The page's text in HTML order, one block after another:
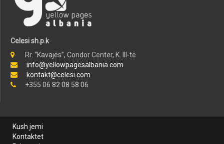
Celesi sh.p.k
Rr. “Kavajës”, Condor Center, K. III-të
info@yellowpagesalbania.com
kontakt@celesi.com
+355 06 82 08 58 06
Kush jemi
Kontaktet